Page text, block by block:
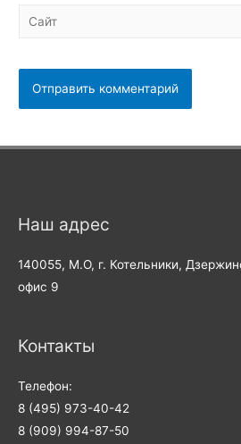
Сайт
Наш адрес
140055, М.О, г. Котельники,
офис 9
Контакты
Телефон:
8 (495) 973-40-42
8 (909) 994-87-50